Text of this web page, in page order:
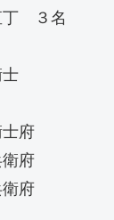
３名
府
府
府